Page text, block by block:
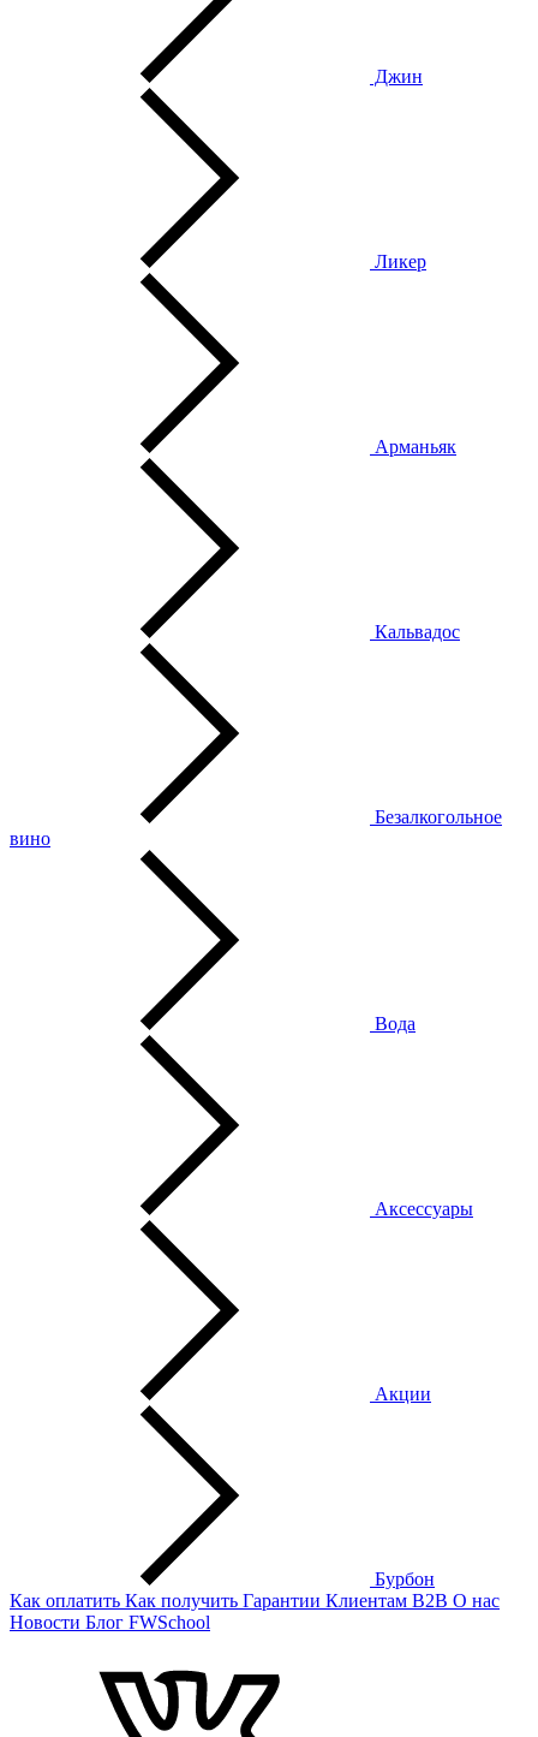
Джин
Ликер
Арманьяк
Кальвадос
Безалкогольное
вино
Вода
Аксессуары
Акции
Бурбон
Как оплатить Как получить Гарантии Клиентам B2B О нас
Новости Блог FWSchool